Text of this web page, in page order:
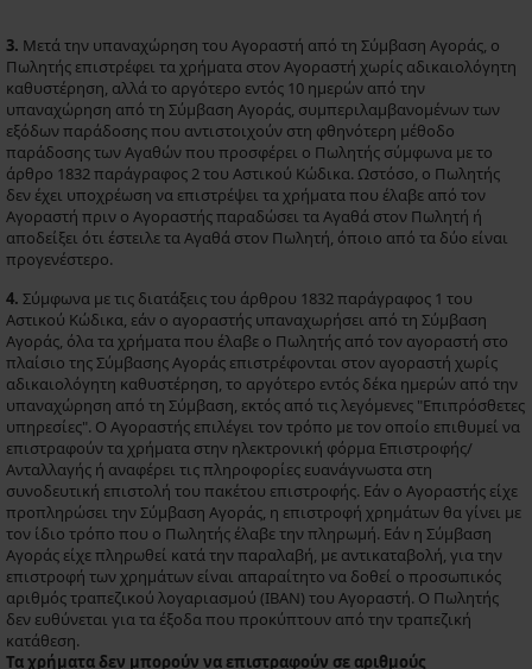
3. Μετά την υπαναχώρηση του Αγοραστή από τη Σύμβαση Αγοράς, ο
Πωλητής επιστρέφει τα χρήματα στον Αγοραστή χωρίς αδικαιολόγητη
καθυστέρηση, αλλά το αργότερο εντός 10 ημερών από την
υπαναχώρηση από τη Σύμβαση Αγοράς, συμπεριλαμβανομένων των
εξόδων παράδοσης που αντιστοιχούν στη φθηνότερη μέθοδο
παράδοσης των Αγαθών που προσφέρει ο Πωλητής σύμφωνα με το
άρθρο 1832 παράγραφος 2 του Αστικού Κώδικα. Ωστόσο, ο Πωλητής
δεν έχει υποχρέωση να επιστρέψει τα χρήματα που έλαβε από τον
Αγοραστή πριν ο Αγοραστής παραδώσει τα Αγαθά στον Πωλητή ή
αποδείξει ότι έστειλε τα Αγαθά στον Πωλητή, όποιο από τα δύο είναι
προγενέστερο.
4. Σύμφωνα με τις διατάξεις του άρθρου 1832 παράγραφος 1 του
Αστικού Κώδικα, εάν ο αγοραστής υπαναχωρήσει από τη Σύμβαση
Αγοράς, όλα τα χρήματα που έλαβε ο Πωλητής από τον αγοραστή στο
πλαίσιο της Σύμβασης Αγοράς επιστρέφονται στον αγοραστή χωρίς
αδικαιολόγητη καθυστέρηση, το αργότερο εντός δέκα ημερών από την
υπαναχώρηση από τη Σύμβαση, εκτός από τις λεγόμενες "Επιπρόσθετες
υπηρεσίες". Ο Αγοραστής επιλέγει τον τρόπο με τον οποίο επιθυμεί να
επιστραφούν τα χρήματα στην ηλεκτρονική φόρμα Επιστροφής/
Ανταλλαγής ή αναφέρει τις πληροφορίες ευανάγνωστα στη
συνοδευτική επιστολή του πακέτου επιστροφής. Εάν ο Αγοραστής είχε
προπληρώσει την Σύμβαση Αγοράς, η επιστροφή χρημάτων θα γίνει με
τον ίδιο τρόπο που ο Πωλητής έλαβε την πληρωμή. Εάν η Σύμβαση
Αγοράς είχε πληρωθεί κατά την παραλαβή, με αντικαταβολή, για την
επιστροφή των χρημάτων είναι απαραίτητο να δοθεί ο προσωπικός
αριθμός τραπεζικού λογαριασμού (ΙΒΑΝ) του Αγοραστή. Ο Πωλητής
δεν ευθύνεται για τα έξοδα που προκύπτουν από την τραπεζική
κατάθεση.
Τα χρήματα δεν μπορούν να επιστραφούν σε αριθμούς